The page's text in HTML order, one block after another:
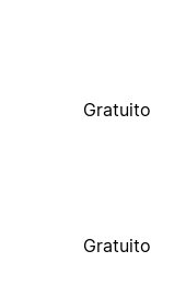
Gratuito
Gratuito